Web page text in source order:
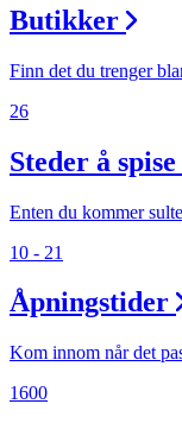
Butikker
Finn det du trenger
26
Steder å
Enten du kommer
10 - 21
Åpningstider
Kom innom når det
1600